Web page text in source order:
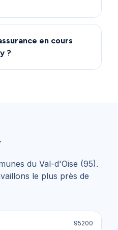
en cours
?
du Val-d'Oise (95).
le plus près de
95200